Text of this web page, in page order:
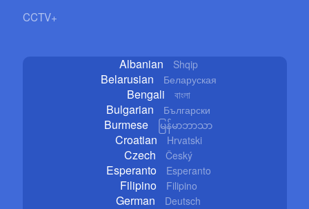
CCTV+
Albanian Shqip
Belarusian Беларуская
Bengali বাংলা
Bulgarian Български
Burmese မြန်မာဘာသာ
Croatian Hrvatski
Czech Český
Esperanto Esperanto
Filipino Filipino
German Deutsch